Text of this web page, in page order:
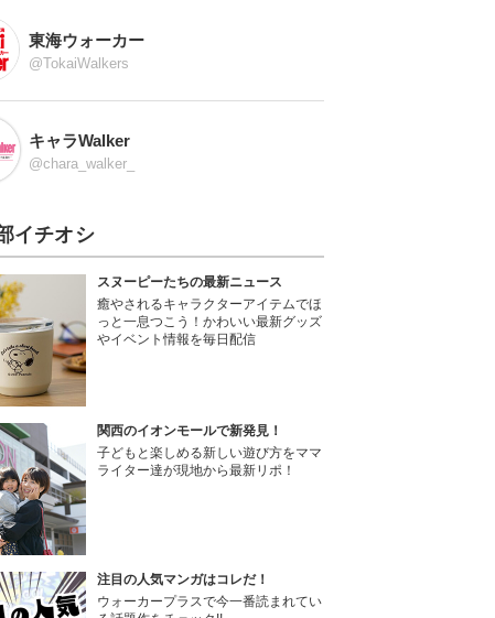
東海ウォーカー
@TokaiWalkers
キャラWalker
@chara_walker_
イチオシ
スヌーピーたちの最新ニュース
癒やされるキャラクターアイテムでほ
っと一息つこう！かわいい最新グッズ
やイベント情報を毎日配信
関西のイオンモールで新発見！
子どもと楽しめる新しい遊び方をママ
ライター達が現地から最新リポ！
注目の人気マンガはコレだ！
ウォーカープラスで今一番読まれてい